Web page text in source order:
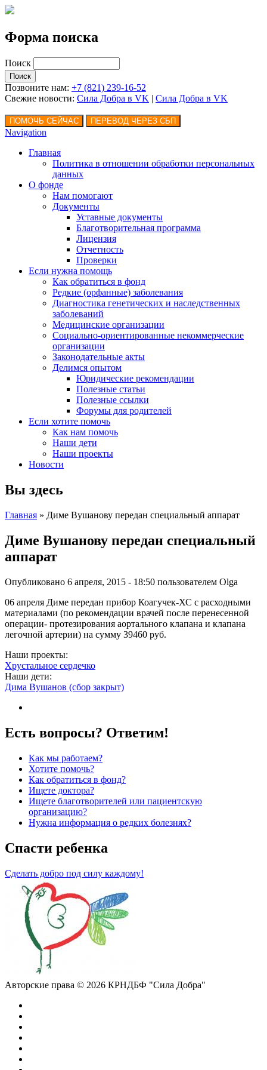
Форма поиска
Поиск
Позвоните нам: +7 (821) 239-16-52
Свежие новости: Сила Добра в VK | Сила Добра в VK
Navigation
Главная
Политика в отношении обработки персональных
данных
О фонде
Нам помогают
Документы
Уставные документы
Благотворительная программа
Лицензия
Отчетность
Проверки
Если нужна помощь
Как обратиться в фонд
Редкие (орфанные) заболевания
Диагностика генетических и наследственных
заболеваний
Медицинские организации
Социально-ориентированные некоммерческие
организации
Законодательные акты
Делимся опытом
Юридические рекомендации
Полезные статьи
Полезные ссылки
Форумы для родителей
Если хотите помочь
Как нам помочь
Наши дети
Наши проекты
Новости
Вы здесь
Главная » Диме Вушанову передан специальный аппарат
Диме Вушанову передан специальный
аппарат
Опубликовано 6 апреля, 2015 - 18:50 пользователем Olga
06 апреля Диме передан прибор Коагучек-ХС с расходными
материалами (по рекомендации врачей после перенесенной
операции- протезирования аортального клапана и клапана
легочной артерии) на сумму 39460 руб.
Наши проекты:
Хрустальное сердечко
Наши дети:
Дима Вушанов (сбор закрыт)
Есть вопросы? Ответим!
Как мы работаем?
Хотите помочь?
Как обратиться в фонд?
Ищете доктора?
Ищете благотворителей или пациентскую
организацию?
Нужна информация о редких болезнях?
Спасти ребенка
Сделать добро под силу каждому!
Авторские права © 2026 КРНДБФ "Сила Добра"